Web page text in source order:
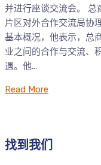
并进行座谈交流会。 总
片区对外合作交流局协
基本概况，他表示，总
业之间的合作与交流、
遇。他...
Read More
找到我们